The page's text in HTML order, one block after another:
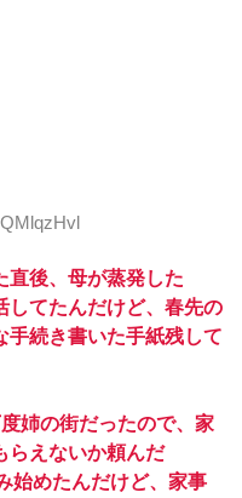
直後、母が蒸発した
してたんだけど、春先の
手続き書いた手紙残して
姉の街だったので、家
らえないか頼んだ
始めたんだけど、家事